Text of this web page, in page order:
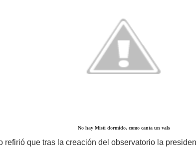
No hay Misti dormido, como canta un vals
refirió que tras la creación del observatorio la